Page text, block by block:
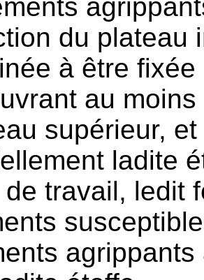
du plateau
à être
au
supérieur,
ladite
travail, ledit